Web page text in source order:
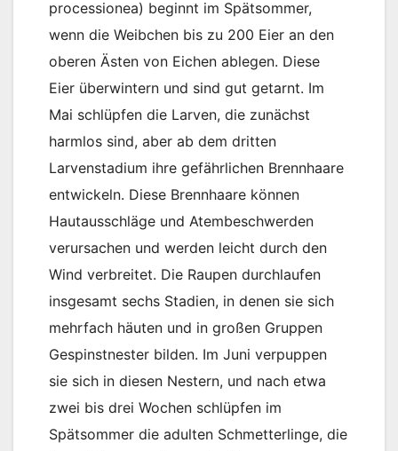
processionea) beginnt im Spätsommer,
wenn die Weibchen bis zu 200 Eier an den
oberen Ästen von Eichen ablegen. Diese
Eier überwintern und sind gut getarnt. Im
Mai schlüpfen die Larven, die zunächst
harmlos sind, aber ab dem dritten
Larvenstadium ihre gefährlichen Brennhaare
entwickeln. Diese Brennhaare können
Hautausschläge und Atembeschwerden
verursachen und werden leicht durch den
Wind verbreitet. Die Raupen durchlaufen
insgesamt sechs Stadien, in denen sie sich
mehrfach häuten und in großen Gruppen
Gespinstnester bilden. Im Juni verpuppen
sie sich in diesen Nestern, und nach etwa
zwei bis drei Wochen schlüpfen im
Spätsommer die adulten Schmetterlinge, die